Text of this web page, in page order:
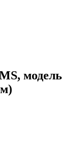
модель